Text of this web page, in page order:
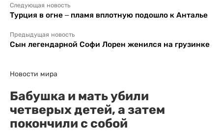
Следующая новость
Турция в огне – пламя вплотную подошло к Анталье
Предыдущая новость
Сын легендарной Софи Лорен женился на грузинке
Новости мира
Бабушка и мать убили
четверых детей, а затем
покончили с собой